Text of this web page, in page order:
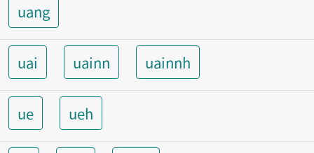
uang
uai uainn uainnh
ue ueh